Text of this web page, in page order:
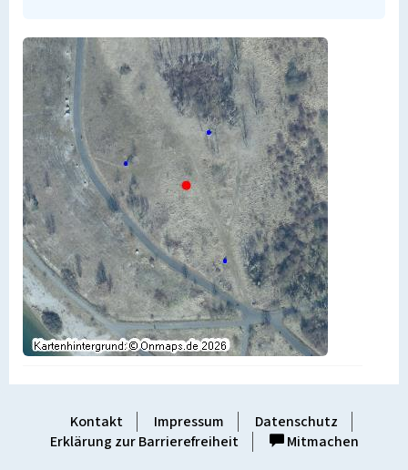
Kontakt Impressum
Datenschutz
Erklärung zur Barrierefreiheit
Mitmachen